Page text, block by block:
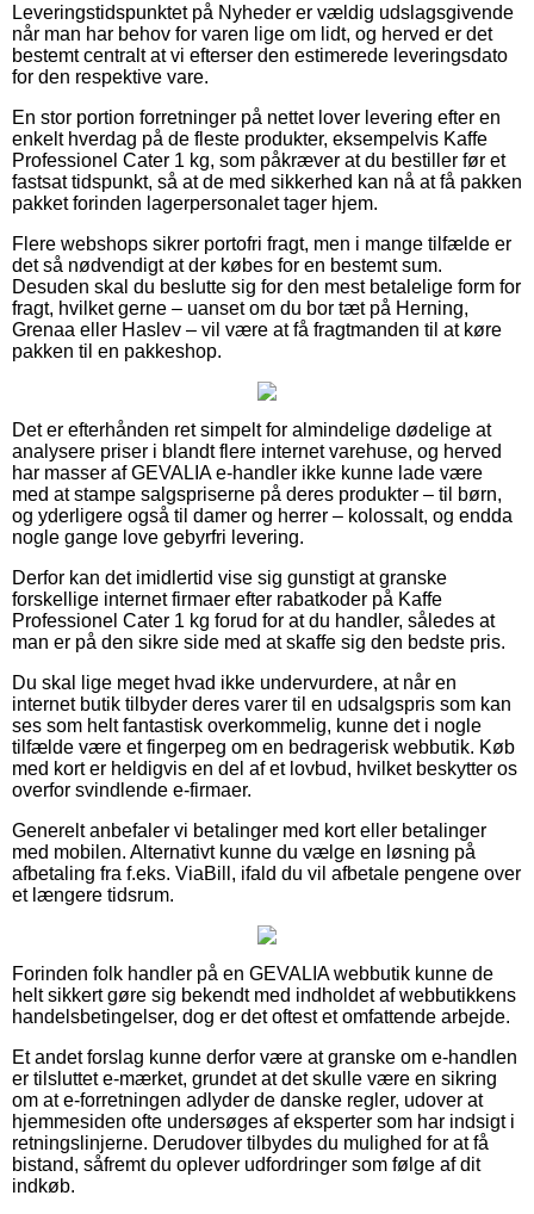
Leveringstidspunktet på Nyheder er vældig udslagsgivende
når man har behov for varen lige om lidt, og herved er det
bestemt centralt at vi efterser den estimerede leveringsdato
for den respektive vare.
En stor portion forretninger på nettet lover levering efter en
enkelt hverdag på de fleste produkter, eksempelvis Kaffe
Professionel Cater 1 kg, som påkræver at du bestiller før et
fastsat tidspunkt, så at de med sikkerhed kan nå at få pakken
pakket forinden lagerpersonalet tager hjem.
Flere webshops sikrer portofri fragt, men i mange tilfælde er
det så nødvendigt at der købes for en bestemt sum.
Desuden skal du beslutte sig for den mest betalelige form for
fragt, hvilket gerne – uanset om du bor tæt på Herning,
Grenaa eller Haslev – vil være at få fragtmanden til at køre
pakken til en pakkeshop.
Det er efterhånden ret simpelt for almindelige dødelige at
analysere priser i blandt flere internet varehuse, og herved
har masser af GEVALIA e-handler ikke kunne lade være
med at stampe salgspriserne på deres produkter – til børn,
og yderligere også til damer og herrer – kolossalt, og endda
nogle gange love gebyrfri levering.
Derfor kan det imidlertid vise sig gunstigt at granske
forskellige internet firmaer efter rabatkoder på Kaffe
Professionel Cater 1 kg forud for at du handler, således at
man er på den sikre side med at skaffe sig den bedste pris.
Du skal lige meget hvad ikke undervurdere, at når en
internet butik tilbyder deres varer til en udsalgspris som kan
ses som helt fantastisk overkommelig, kunne det i nogle
tilfælde være et fingerpeg om en bedragerisk webbutik. Køb
med kort er heldigvis en del af et lovbud, hvilket beskytter os
overfor svindlende e-firmaer.
Generelt anbefaler vi betalinger med kort eller betalinger
med mobilen. Alternativt kunne du vælge en løsning på
afbetaling fra f.eks. ViaBill, ifald du vil afbetale pengene over
et længere tidsrum.
Forinden folk handler på en GEVALIA webbutik kunne de
helt sikkert gøre sig bekendt med indholdet af webbutikkens
handelsbetingelser, dog er det oftest et omfattende arbejde.
Et andet forslag kunne derfor være at granske om e-handlen
er tilsluttet e-mærket, grundet at det skulle være en sikring
om at e-forretningen adlyder de danske regler, udover at
hjemmesiden ofte undersøges af eksperter som har indsigt i
retningslinjerne. Derudover tilbydes du mulighed for at få
bistand, såfremt du oplever udfordringer som følge af dit
indkøb.